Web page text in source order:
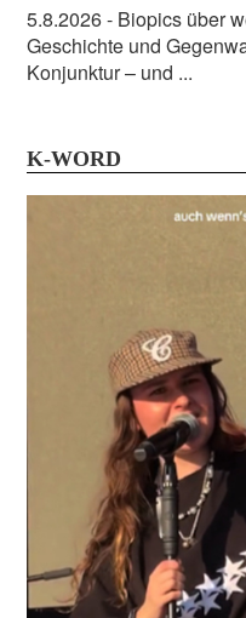
5.8.2026- Biopics über
Geschichte und
Konjunktur – und ...
K-WORD